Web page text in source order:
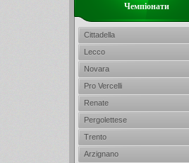
Чемпіонати
Cittadella
Lecco
Novara
Pro Vercelli
Renate
Pergolettese
Trento
Arzignano